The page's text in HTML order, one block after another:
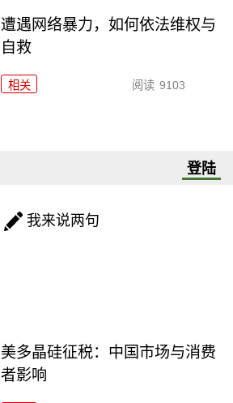
遭遇网络暴力，如何依法维权与
自救
相关 阅读 9103
登陆
我来说两句
美多晶硅征税：中国市场与消费
者影响